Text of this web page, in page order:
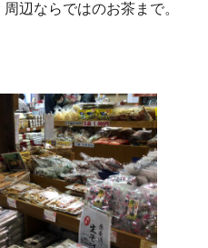
辺ならではのお茶まで。